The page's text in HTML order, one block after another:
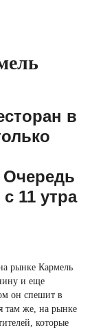
в
Очередь
11 утра
рынке Кармель
и еще
он спешит в
там же, на рынке
которые